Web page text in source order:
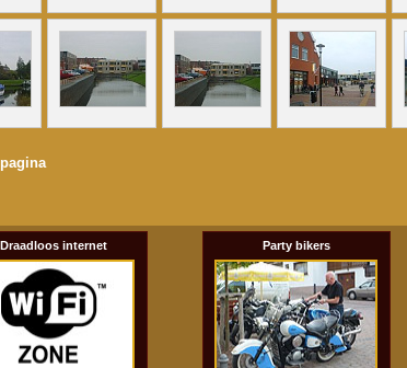
Draadloos internet Party bikers